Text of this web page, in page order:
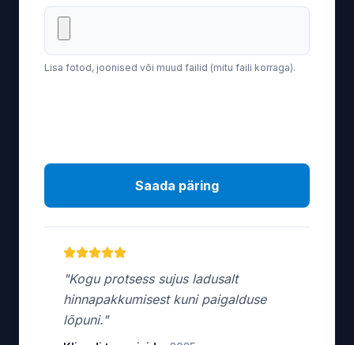
Lisa fotod, joonised või muud failid (mitu faili korraga).
Saada päring
"Kogu protsess sujus ladusalt
hinnapakkumisest kuni paigalduse
lõpuni."